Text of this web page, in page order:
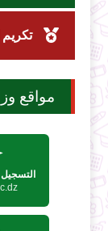
تكريم
مواقع
التسجيل